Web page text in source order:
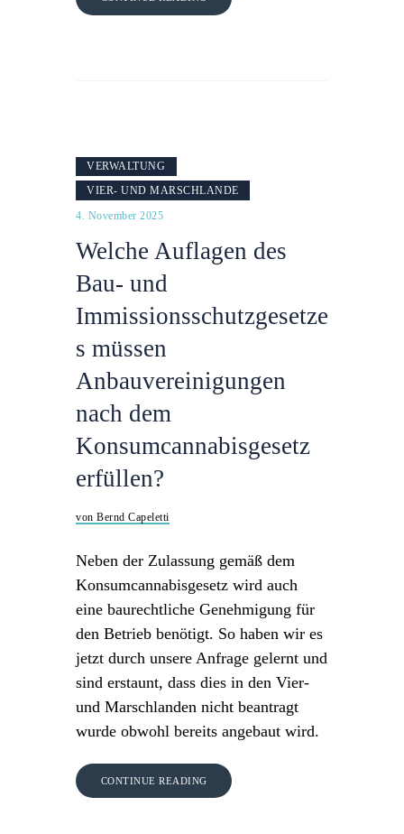
VERWALTUNG
VIER- UND MARSCHLANDE
4. November 2025
Welche Auflagen des
Bau- und
Immissionsschutzgesetze
s müssen
Anbauvereinigungen
nach dem
Konsumcannabisgesetz
erfüllen?
von Bernd Capeletti
Neben der Zulassung gemäß dem
Konsumcannabisgesetz wird auch
eine baurechtliche Genehmigung für
den Betrieb benötigt. So haben wir es
jetzt durch unsere Anfrage gelernt und
sind erstaunt, dass dies in den Vier-
und Marschlanden nicht beantragt
wurde obwohl bereits angebaut wird.
CONTINUE READING